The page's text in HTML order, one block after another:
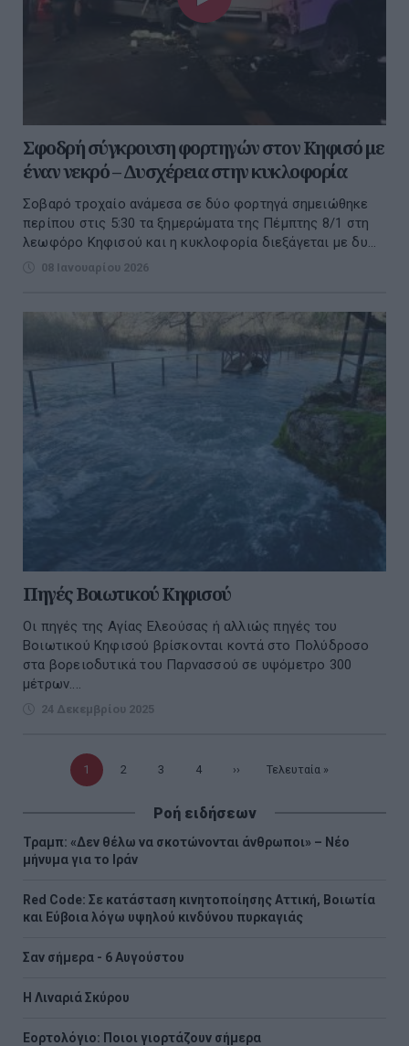
Σφοδρή σύγκρουση φορτηγών στον Κηφισό με
έναν νεκρό – Δυσχέρεια στην κυκλοφορία
Σοβαρό τροχαίο ανάμεσα σε δύο φορτηγά σημειώθηκε
περίπου στις 5:30 τα ξημερώματα της Πέμπτης 8/1 στη
λεωφόρο Κηφισού και η κυκλοφορία διεξάγεται με δυ...
08 Ιανουαρίου 2026
Πηγές Βοιωτικού Κηφισού
Οι πηγές της Αγίας Ελεούσας ή αλλιώς πηγές του
Βοιωτικού Κηφισού βρίσκονται κοντά στο Πολύδροσο
στα βορειοδυτικά του Παρνασσού σε υψόμετρο 300
μέτρων....
24 Δεκεμβρίου 2025
Τρέχουσα
1 Σελίδα
2 Σελίδα
3 Σελίδα
4 Επόμενη
›› Τελευταία
Τελευταία »
Ροή ειδήσεων
Τραμπ: «Δεν θέλω να σκοτώνονται άνθρωποι» – Νέο
μήνυμα για το Ιράν
Red Code: Σε κατάσταση κινητοποίησης Αττική, Βοιωτία
και Εύβοια λόγω υψηλού κινδύνου πυρκαγιάς
Σαν σήμερα - 6 Αυγούστου
H Λιναριά Σκύρου
Εορτολόγιο: Ποιοι γιορτάζουν σήμερα